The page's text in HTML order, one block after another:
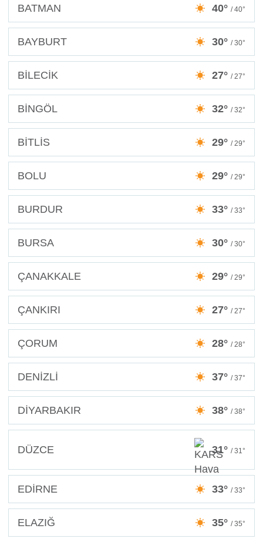
BATMAN 40° / 40°
BAYBURT 30° / 30°
BİLECİK 27° / 27°
BİNGÖL 32° / 32°
BİTLİS 29° / 29°
BOLU 29° / 29°
BURDUR 33° / 33°
BURSA 30° / 30°
ÇANAKKALE 29° / 29°
ÇANKIRI 27° / 27°
ÇORUM 28° / 28°
DENİZLİ 37° / 37°
DİYARBAKIR 38° / 38°
DÜZCE 31° / 31°
EDİRNE 33° / 33°
ELAZIĞ 35° / 35°